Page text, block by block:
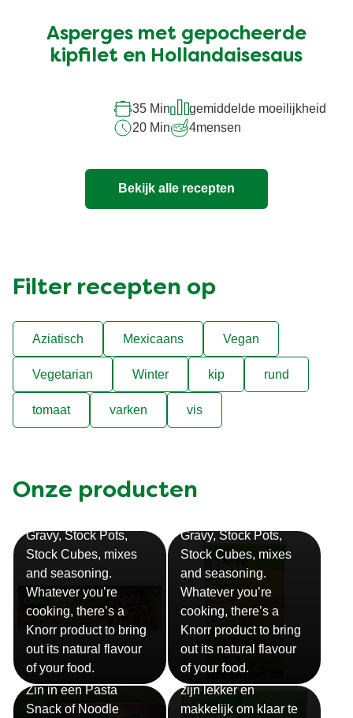
voor
deze
Asperges met gepocheerde
kipfilet en Hollandaisesaus
35 Min
gemiddelde moeilijkheid
20 Min
4mensen
Bekijk alle recepten
Filter recepten op
Aziatisch Mexicaans Vegan
Vegetarian Winter kip rund
tomaat varken vis
Onze producten
Gravy, Stock Pots,
Stock Cubes, mixes
and seasoning.
Whatever you’re
cooking, there’s a
Knorr product to bring
out its natural flavour
of your food.
Gravy, Stock Pots,
Stock Cubes, mixes
and seasoning.
Whatever you’re
cooking, there’s a
Knorr product to bring
out its natural flavour
of your food.
Snackpots
Zin in een Pasta
Snack of Noodle
Sauzen
Onze Knorr sauzen
zijn lekker en
makkelijk om klaar te